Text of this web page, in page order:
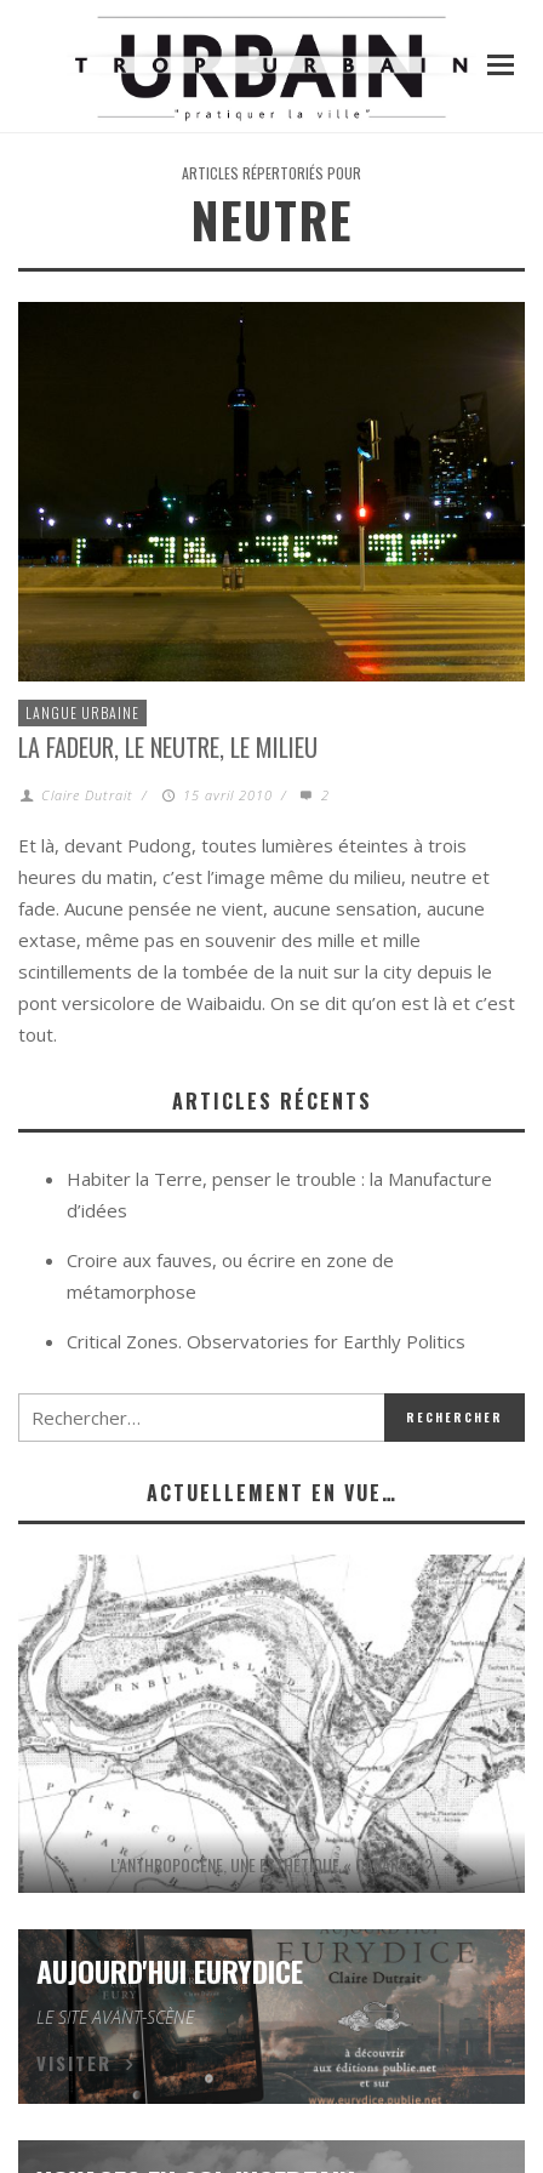
ARTICLES RÉPERTORIÉS POUR
NEUTRE
LANGUE URBAINE
LA FADEUR, LE NEUTRE, LE MILIEU
Claire Dutrait / 15 avril 2010 / 2
Et là, devant Pudong, toutes lumières éteintes à trois
heures du matin, c’est l’image même du milieu, neutre et
fade. Aucune pensée ne vient, aucune sensation, aucune
extase, même pas en souvenir des mille et mille
scintillements de la tombée de la nuit sur la city depuis le
pont versicolore de Waibaidu. On se dit qu’on est là et c’est
tout.
ARTICLES RÉCENTS
Habiter la Terre, penser le trouble : la Manufacture
d’idées
Croire aux fauves, ou écrire en zone de
métamorphose
Critical Zones. Observatories for Earthly Politics
ACTUELLEMENT EN VUE…
L’ANTHROPOCÈNE, UNE ESTHÉTIQUE « CANARD » ?
AUJOURD'HUI EURYDICE
LE SITE AVANT-SCÈNE
VISITER